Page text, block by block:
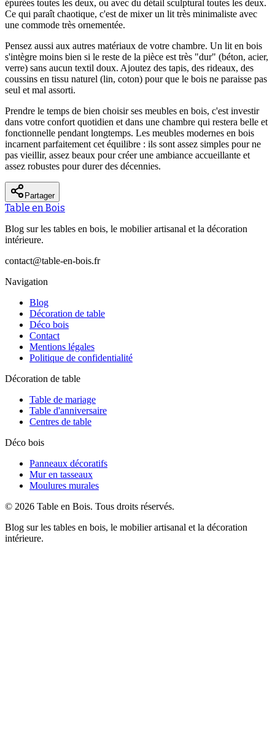
épurées toutes les deux, ou avec du détail sculptural toutes les deux.
Ce qui paraît chaotique, c'est de mixer un lit très minimaliste avec
une commode très ornementée.
Pensez aussi aux autres matériaux de votre chambre. Un lit en bois
s'intègre moins bien si le reste de la pièce est très "dur" (béton, acier,
verre) sans aucun textil doux. Ajoutez des tapis, des rideaux, des
coussins en tissu naturel (lin, coton) pour que le bois ne paraisse pas
seul et mal assorti.
Prendre le temps de bien choisir ses meubles en bois, c'est investir
dans votre confort quotidien et dans une chambre qui restera belle et
fonctionnelle pendant longtemps. Les meubles modernes en bois
incarnent parfaitement cet équilibre : ils sont assez simples pour ne
pas vieillir, assez beaux pour créer une ambiance accueillante et
assez robustes pour durer des décennies.
Partager
Table en Bois
Blog sur les tables en bois, le mobilier artisanal et la décoration
intérieure.
contact@table-en-bois.fr
Navigation
Blog
Décoration de table
Déco bois
Contact
Mentions légales
Politique de confidentialité
Décoration de table
Table de mariage
Table d'anniversaire
Centres de table
Déco bois
Panneaux décoratifs
Mur en tasseaux
Moulures murales
© 2026 Table en Bois. Tous droits réservés.
Blog sur les tables en bois, le mobilier artisanal et la décoration
intérieure.